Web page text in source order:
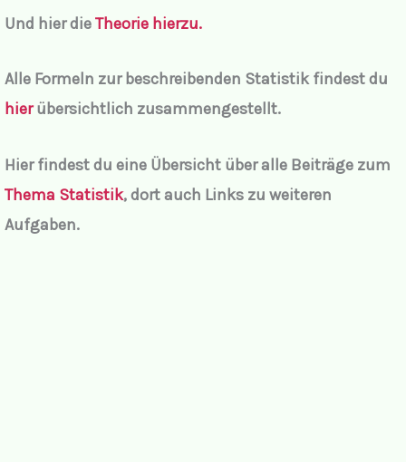
Und hier dieTheorie hierzu.
Alle Formeln zur beschreibenden Statistik findest du
hierübersichtlich zusammengestellt.
Hier findest du eine Übersicht über alle Beiträge zum
Thema Statistik, dort auch Links zu weiteren
Aufgaben.